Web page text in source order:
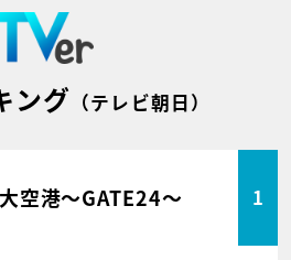
ング （テレビ朝日）
大空港～GATE24～ 1